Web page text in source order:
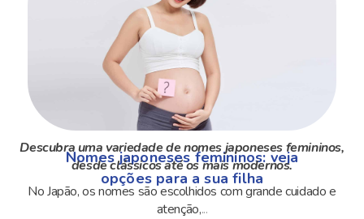
Nomes japoneses femininos: veja
opções para a sua filha
Descubra uma variedade de nomes japoneses femininos,
desde clássicos até os mais modernos.
No Japão, os nomes são escolhidos com grande cuidado e
atenção,...